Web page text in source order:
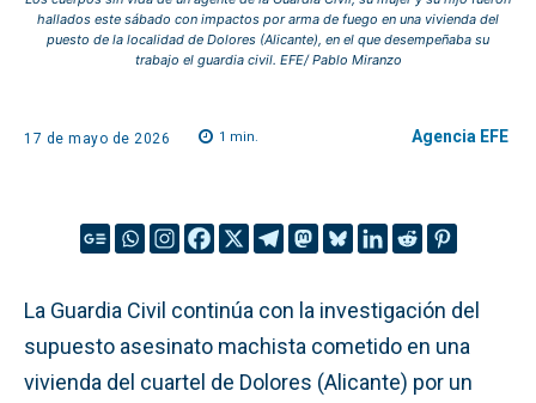
hallados este sábado con impactos por arma de fuego en una vivienda del
puesto de la localidad de Dolores (Alicante), en el que desempeñaba su
trabajo el guardia civil. EFE/ Pablo Miranzo
17 de mayo de 2026 1 min. Agencia EFE
La Guardia Civil continúa con la investigación del
supuesto asesinato machista cometido en una
vivienda del cuartel de Dolores (Alicante) por un